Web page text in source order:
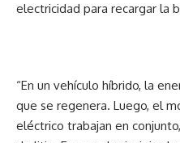
electricidad para recargar la
“En un vehículo híbrido, la
que se regenera. Luego, el
eléctrico trabajan en